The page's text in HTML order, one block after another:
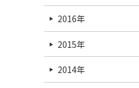
2016年
2015年
2014年